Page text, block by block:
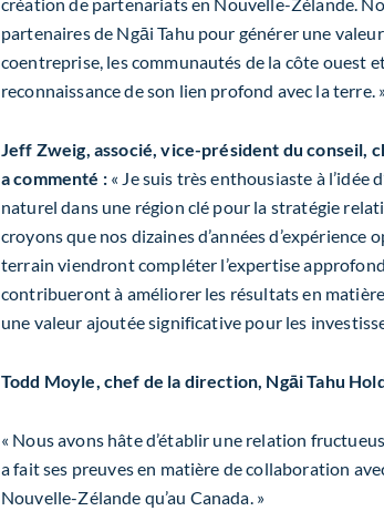
partenaires de Ngāi Tahu pour générer une
coentreprise, les communautés de la côte ouest
reconnaissance de son lien profond avec la terre.
Jeff Zweig, associé, vice-président du conseil,
a commenté :« Je suis très enthousiaste à l’idée
naturel dans une région clé pour la stratégie
croyons que nos dizaines d’années
terrain viendront compléter l’expertise
contribueront à améliorer les résultats en
une valeur ajoutée significative pour les
Todd Moyle, chef de la direction, Ngāi Tahu
« Nous avons hâte d’établir une relation
a fait ses preuves en matière de collaboration
Nouvelle-Zélande qu’au Canada. »